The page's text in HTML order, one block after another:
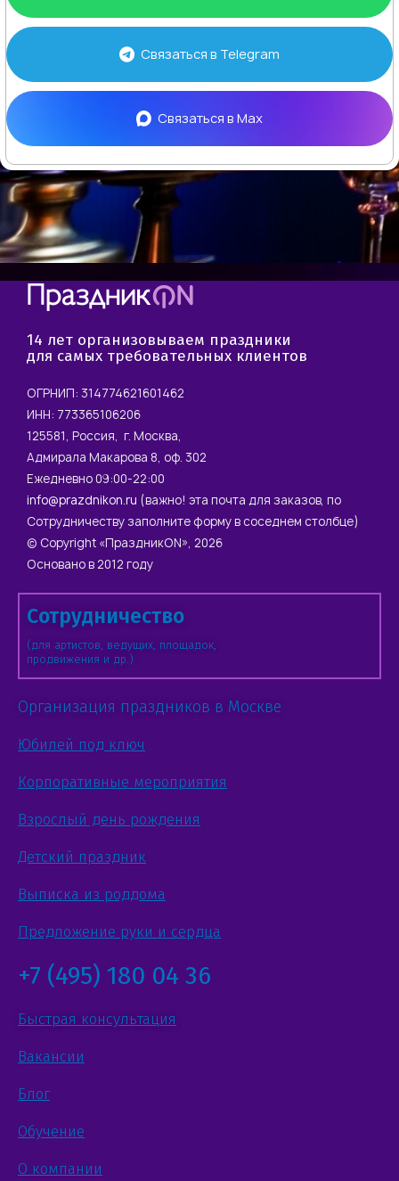
Связаться в Telegram
Связаться вMax
14 лет организовываем праздники
для самых требовательных клиентов
ОГРНИП: 314774621601462
ИНН: 773365106206
125581, Россия, г. Москва,
Адмирала Макарова 8, оф. 302
Ежедневно 09:00-22:00
info@prazdnikon.ru (важно! эта почта для заказов, по
Сотрудничеству заполните форму в соседнем столбце)
© Copyright «ПраздникON», 2026
Основано в 2012 году
Сотрудничество
(для артистов, ведущих, площадок,
продвижения и др.)
Организация праздников в Москве
Юбилей под ключ
Корпоративные мероприятия
Взрослый день рождения
Детский праздник
Выписка из роддома
Предложение руки и сердца
+7 (495) 180 04 36
Быстрая консультация
Вакансии
Блог
Обучение
О компании